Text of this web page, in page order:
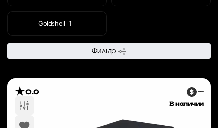
Goldshell 1
Фильтр
—
В наличии
0.0